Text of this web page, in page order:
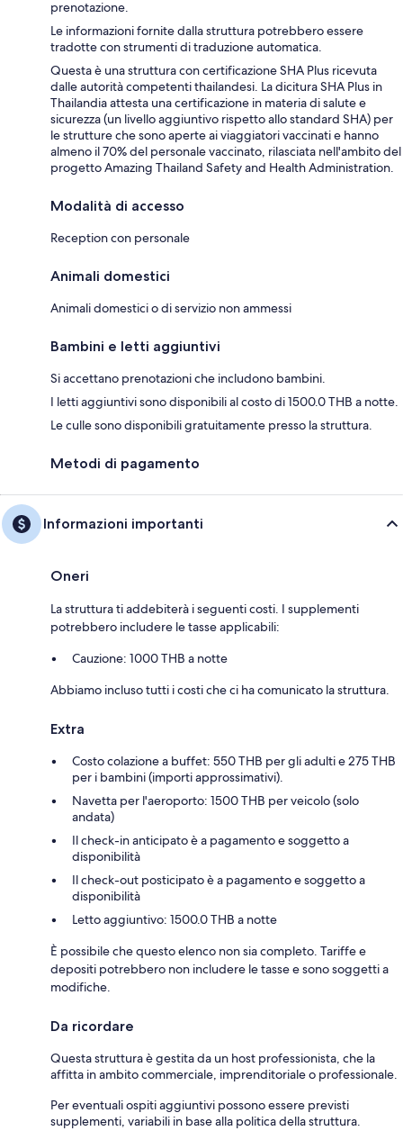
prenotazione.
Le informazioni fornite dalla struttura potrebbero essere
tradotte con strumenti di traduzione automatica.
Questa è una struttura con certificazione SHA Plus ricevuta
dalle autorità competenti thailandesi. La dicitura SHA Plus in
Thailandia attesta una certificazione in materia di salute e
sicurezza (un livello aggiuntivo rispetto allo standard SHA) per
le strutture che sono aperte ai viaggiatori vaccinati e hanno
almeno il 70% del personale vaccinato, rilasciata nell'ambito del
progetto Amazing Thailand Safety and Health Administration.
Modalità di accesso
Reception con personale
Animali domestici
Animali domestici o di servizio non ammessi
Bambini e letti aggiuntivi
Si accettano prenotazioni che includono bambini.
I letti aggiuntivi sono disponibili al costo di 1500.0 THB a notte.
Le culle sono disponibili gratuitamente presso la struttura.
Metodi di pagamento
Informazioni importanti
Oneri
La struttura ti addebiterà i seguenti costi. I supplementi
potrebbero includere le tasse applicabili:
Cauzione: 1000 THB a notte
Abbiamo incluso tutti i costi che ci ha comunicato la struttura.
Extra
Costo colazione a buffet: 550 THB per gli adulti e 275 THB
per i bambini (importi approssimativi).
Navetta per l'aeroporto: 1500 THB per veicolo (solo
andata)
Il check-in anticipato è a pagamento e soggetto a
disponibilità
Il check-out posticipato è a pagamento e soggetto a
disponibilità
Letto aggiuntivo: 1500.0 THB a notte
È possibile che questo elenco non sia completo. Tariffe e
depositi potrebbero non includere le tasse e sono soggetti a
modifiche.
Da ricordare
Questa struttura è gestita da un host professionista, che la
affitta in ambito commerciale, imprenditoriale o professionale.
Per eventuali ospiti aggiuntivi possono essere previsti
supplementi, variabili in base alla politica della struttura.